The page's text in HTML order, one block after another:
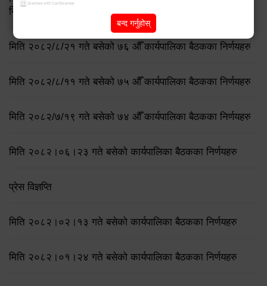
निर्णय
मिति २०८२/८/२१ गते बसेको ७६ औँ कार्यपालिका बैठकका निर्णयहरु
मिति २०८२/८/११ गते बसेको ७५ औँ कार्यपालिका बैठकका निर्णयहरु
मिति २०८२/७/१९ गते बसेको ७४ औँ कार्यपालिका बैठकका निर्णयहरु
मिति २०८२।०६।२३ गते बसेको कार्यपालिका बैठकका निर्णयहरु
प्रेस विज्ञप्ति
मिति २०८२।०२।१३ गते बसेको कार्यपालिका बैठकका निर्णयहरु
मिति २०८२।०१।२४ गते बसेको कार्यपालिका बैठकका निर्णयहरु
बन्द गर्नुहोस्